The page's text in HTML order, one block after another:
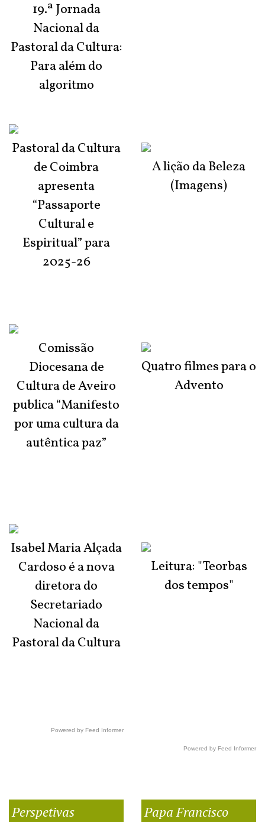
19.ª Jornada
Nacional da
Pastoral da Cultura:
Para além do
algoritmo
Pastoral da Cultura
de Coimbra
apresenta
“Passaporte
Cultural e
Espiritual” para
2025-26
Comissão
Diocesana de
Cultura de Aveiro
publica “Manifesto
por uma cultura da
autêntica paz”
Isabel Maria Alçada
Cardoso é a nova
diretora do
Secretariado
Nacional da
Pastoral da Cultura
Powered by Feed Informer
A lição da Beleza
(Imagens)
Quatro filmes para o
Advento
Leitura: "Teorbas
dos tempos"
Powered by Feed Informer
Perspetivas Papa Francisco